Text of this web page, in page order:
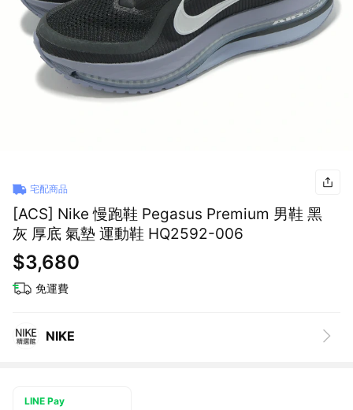
宅配商品
[ACS] Nike 慢跑鞋 Pegasus Premium 男鞋 黑
灰 厚底 氣墊 運動鞋 HQ2592-006
$3,680
免運費
NIKE
LINE Pay